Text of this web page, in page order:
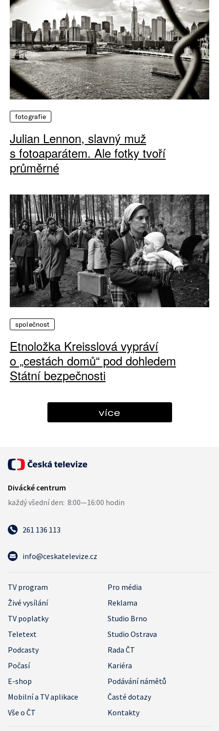
fotografie
Julian Lennon, slavný muž
s fotoaparátem. Ale fotky tvoří
průměrné
společnost
Etnoložka Kreisslová vypráví
o „cestách domů“ pod dohledem
Státní bezpečnosti
více
261 136 113
info@ceskatelevize.cz
TV program
Pro média
Živé vysílání
Reklama
TV poplatky
Studio Brno
Teletext
Studio Ostrava
Podcasty
Rada ČT
Počasí
Kariéra
E-shop
Podávání námětů
Mobilní a TV aplikace
Časté dotazy
Vše o ČT
Kontakty